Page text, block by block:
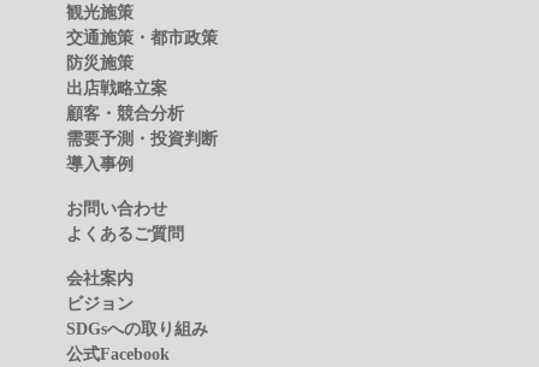
観光施策
交通施策・都市政策
防災施策
出店戦略立案
顧客・競合分析
需要予測・投資判断
導入事例
お問い合わせ
よくあるご質問
会社案内
ビジョン
SDGsへの取り組み
公式Facebook